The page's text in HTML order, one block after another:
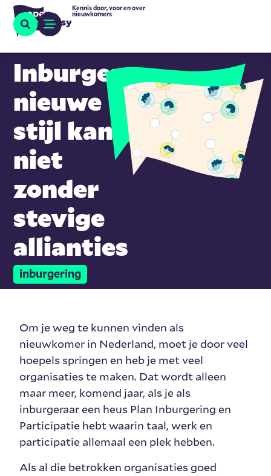
Kennis door, voor en over
nieuwkomers
Inburgeren
nieuwe
stijl kan
niet
zonder
stevige
allianties
inburgering
Om je weg te kunnen vinden als
nieuwkomer in Nederland, moet je door veel
hoepels springen en heb je met veel
organisaties te maken. Dat wordt alleen
maar meer, komend jaar, als je als
inburgeraar een heus Plan Inburgering en
Participatie hebt waarin taal, werk en
participatie allemaal een plek hebben.
Als al die betrokken organisaties goed